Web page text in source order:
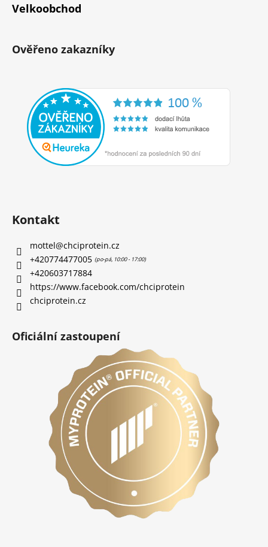
Velkoobchod
Ověřeno zakazníky
Kontakt
mottel@chciprotein.cz
+420774477005
+420603717884
https://www.facebook.com/chciprotein
chciprotein.cz
Oficiální zastoupení